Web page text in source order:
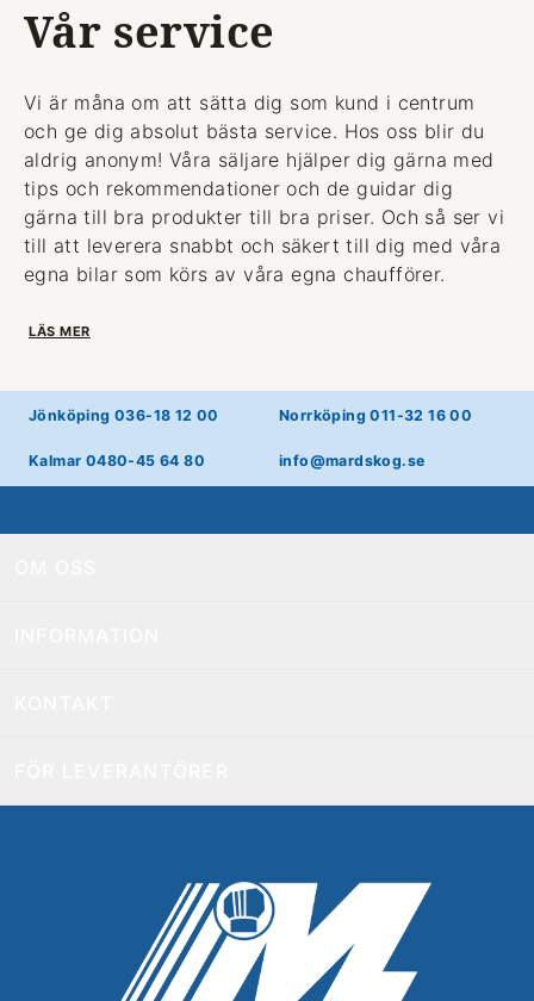
Vår service
Vi är måna om att sätta dig som kund i centrum
och ge dig absolut bästa service. Hos oss blir du
aldrig anonym! Våra säljare hjälper dig gärna med
tips och rekommendationer och de guidar dig
gärna till bra produkter till bra priser. Och så ser vi
till att leverera snabbt och säkert till dig med våra
egna bilar som körs av våra egna chaufförer.
LÄS MER
Jönköping 036-18 12 00 Norrköping 011-32 16 00
Kalmar 0480-45 64 80 info@mardskog.se